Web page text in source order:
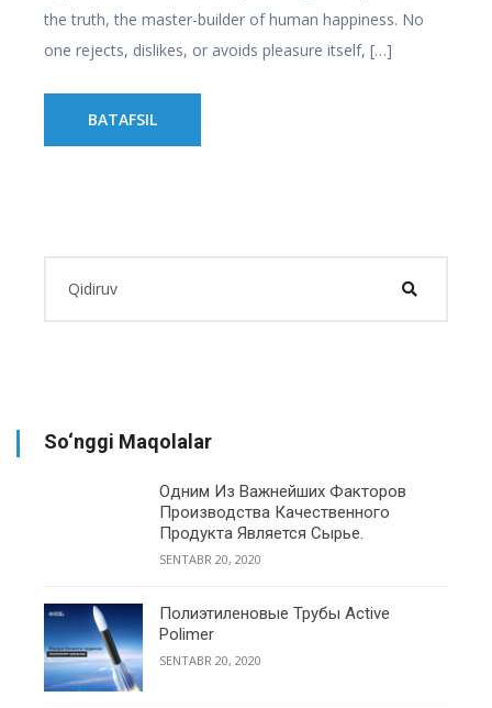
the truth, the master-builder of human happiness. No
one rejects, dislikes, or avoids pleasure itself, […]
BATAFSIL
So‘nggi Maqolalar
Одним Из Важнейших Факторов
Производства Качественного
Продукта Является Сырье.
SENTABR 20, 2020
Полиэтиленовые Трубы Active
Polimer
SENTABR 20, 2020